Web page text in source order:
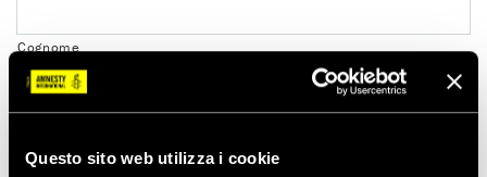
Questo sito web utilizza i cookie
Cognome
Email *